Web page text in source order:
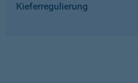
Kieferregulierung